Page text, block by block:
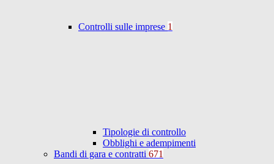
Controlli sulle imprese 1
Tipologie di controllo
Obblighi e adempimenti
Bandi di gara e contratti 671